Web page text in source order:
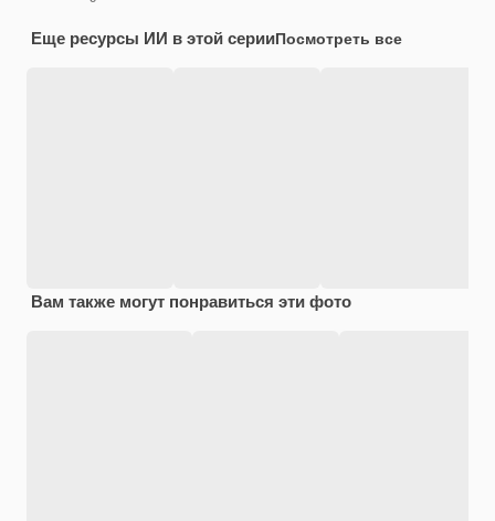
Еще ресурсы ИИ в этой серииПосмотреть все
Вам также могут понравиться эти фото